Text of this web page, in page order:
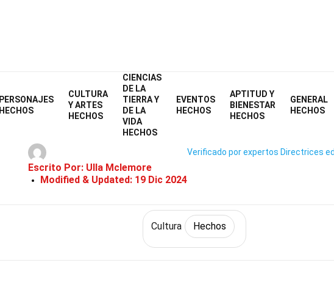
PERSONAJES
HECHOS
CULTURA
Y ARTES
HECHOS
CIENCIAS
DE LA
TIERRA Y
DE LA
VIDA
HECHOS
EVENTOS
HECHOS
APTITUD Y
BIENESTAR
HECHOS
GENERAL
HECHOS
Home Historia
39 Hechos Sobre Haiku
Escrito Por: Ulla Mclemore
Modified & Updated: 19 Dic 2024
Verificado por expertos Directrices
Cultura Hechos